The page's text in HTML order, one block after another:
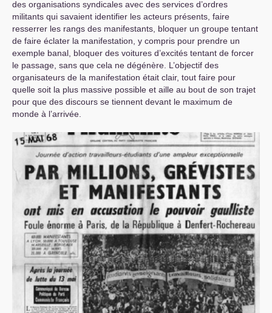
des organisations syndicales avec des services d’ordres
militants qui savaient identifier les acteurs présents, faire
resserrer les rangs des manifestants, bloquer un groupe tentant
de faire éclater la manifestation, y compris pour prendre un
exemple banal, bloquer des voitures d’excités tentant de forcer
le passage, sans que cela ne dégénère. L’objectif des
organisateurs de la manifestation était clair, tout faire pour
quelle soit la plus massive possible et aille au bout de son trajet
pour que des discours se tiennent devant le maximum de
monde à l’arrivée.